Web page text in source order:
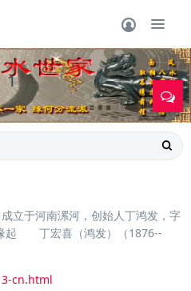
1
立于河南漯河，创始人丁鸿发，字
起 丁宏喜（鸿发）（1876--
cn.html